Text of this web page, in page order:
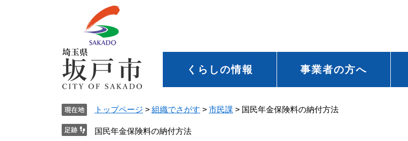
くらしの情報 事業者の方へ
トップページ > 組織でさがす > 市民課 > 国民年金保険料の納付方法
国民年金保険料の納付方法